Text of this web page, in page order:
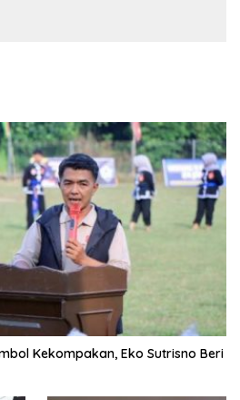
Kekompakan, Eko Sutrisno Beri